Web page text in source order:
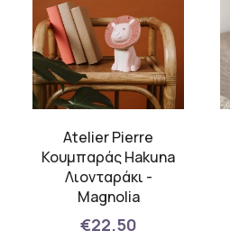
Atelier Pierre
Κουμπαράς Hakuna
Λιονταράκι -
Magnolia
€22.50